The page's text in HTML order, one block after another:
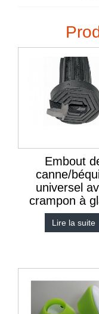
Embout
canne/
universel
crampon à
Lire la suite